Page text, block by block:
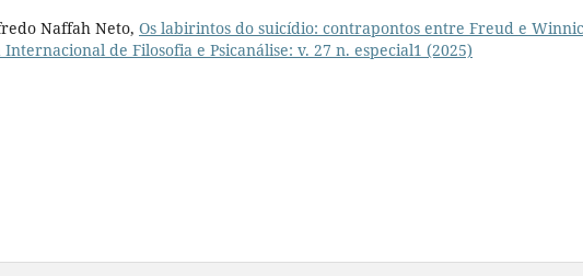
Naffah Neto, Os labirintos do suicídio: contrapontos entre Freud e
de Filosofia e Psicanálise: v. 27 n. especial1 (2025)